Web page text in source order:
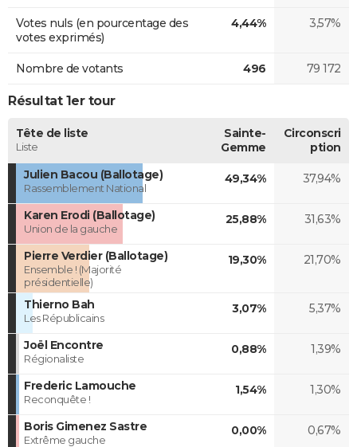
Votes nuls (en pourcentage des
votes exprimés)
4,44% 3,57%
Nombre de votants 496 79 172
Résultat 1er tour
Tête de liste
Liste
Sainte-
Gemme
Circonscri
ption
Julien Bacou (Ballotage)
Rassemblement National
49,34% 37,94%
Karen Erodi (Ballotage)
Union de la gauche
25,88% 31,63%
Pierre Verdier (Ballotage)
Ensemble ! (Majorité
présidentielle)
19,30% 21,70%
Thierno Bah
Les Républicains
3,07% 5,37%
Joël Encontre
Régionaliste
0,88% 1,39%
Frederic Lamouche
Reconquête !
1,54% 1,30%
Boris Gimenez Sastre
Extrême gauche
0,00% 0,67%